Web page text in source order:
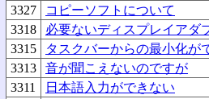
3327
コピーソフトについて
3318
必要ないディスプレイアダ
3315
タスクバーからの最小化が
3313
音が聞こえないのですが
3311
日本語入力ができない